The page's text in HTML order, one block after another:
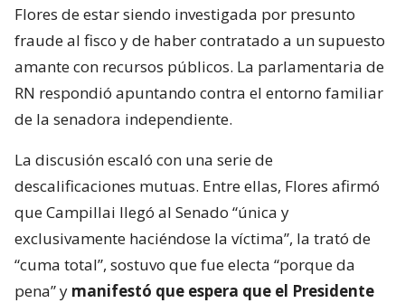
Flores de estar siendo investigada por presunto
fraude al fisco y de haber contratado a un supuesto
amante con recursos públicos. La parlamentaria de
RN respondió apuntando contra el entorno familiar
de la senadora independiente.
La discusión escaló con una serie de
descalificaciones mutuas. Entre ellas, Flores afirmó
que Campillai llegó al Senado “única y
exclusivamente haciéndose la víctima”, la trató de
“cuma total”, sostuvo que fue electa “porque da
pena” y manifestó que espera que el Presidente